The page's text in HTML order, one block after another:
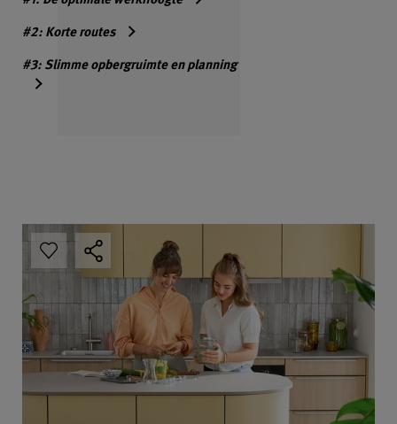
#2: Korte routes
#3: Slimme opbergruimte en planning